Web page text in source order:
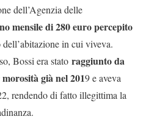
dell’Agenzia delle
mensile di 280 euro percepito
in cui viveva.
Bossi era stato raggiunto da
già nel 2019 e aveva
rendendo di fatto illegittima la